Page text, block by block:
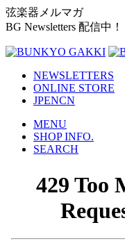
弦楽器メルマガ
BG Newsletters 配信中！
NEWSLETTERS
ONLINE STORE
JPENCN
MENU
SHOP INFO.
SEARCH